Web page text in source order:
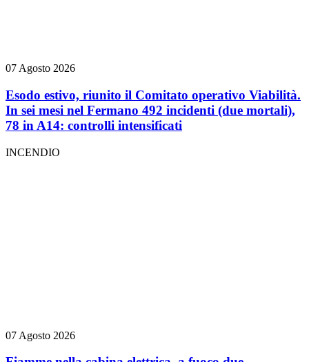
07 Agosto 2026
Esodo estivo, riunito il Comitato operativo Viabilità.
In sei mesi nel Fermano 492 incidenti (due mortali),
78 in A14: controlli intensificati
INCENDIO
07 Agosto 2026